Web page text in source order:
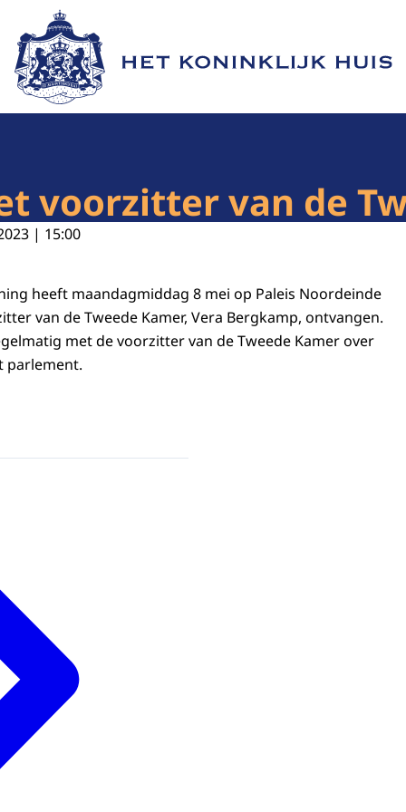
Naar de homepage van Het Koninklijk Huis
voorzitter van de
| 15:00
heeft maandagmiddag 8 mei op Paleis Noordeinde
van de Tweede Kamer, Vera Bergkamp, ontvangen.
met de voorzitter van de Tweede Kamer over
parlement.